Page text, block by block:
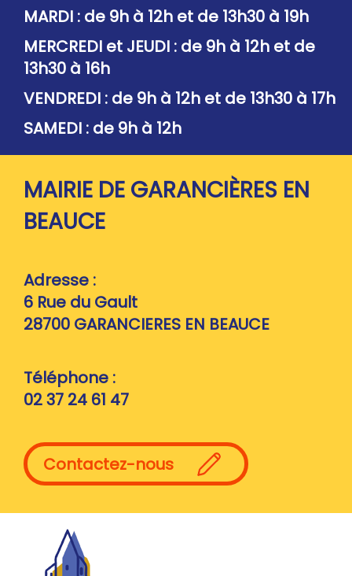
MARDI : de 9h à 12h et de 13h30 à 19h
MERCREDI et JEUDI : de 9h à 12h et de
13h30 à 16h
VENDREDI : de 9h à 12h et de 13h30 à 17h
SAMEDI : de 9h à 12h
MAIRIE DE GARANCIÈRES EN
BEAUCE
Adresse :
6 Rue du Gault
28700 GARANCIERES EN BEAUCE
Téléphone :
02 37 24 61 47
Contactez-nous